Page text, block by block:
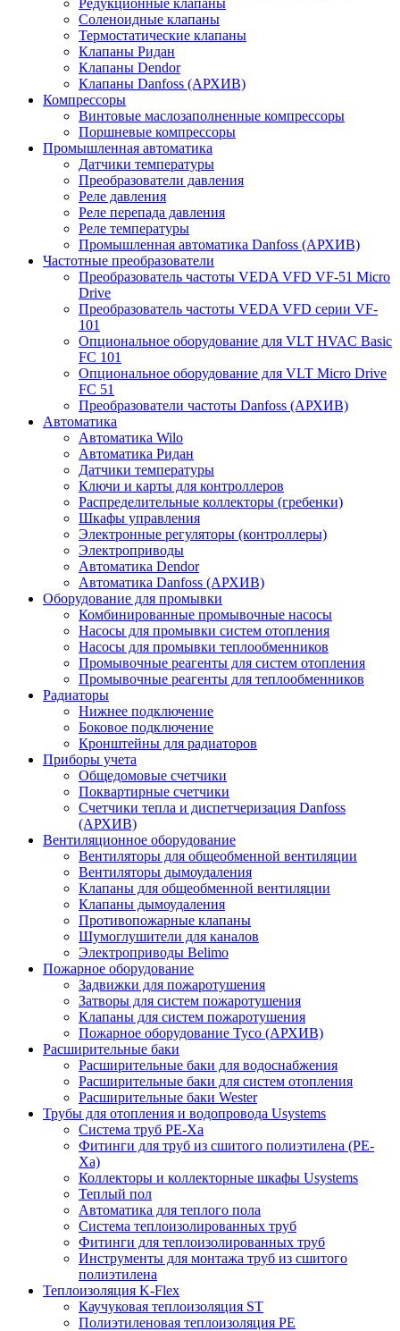
Редукционные клапаны
Соленоидные клапаны
Термостатические клапаны
Клапаны Ридан
Клапаны Dendor
Клапаны Danfoss (АРХИВ)
Компрессоры
Винтовые маслозаполненные компрессоры
Поршневые компрессоры
Промышленная автоматика
Датчики температуры
Преобразователи давления
Реле давления
Реле перепада давления
Реле температуры
Промышленная автоматика Danfoss (АРХИВ)
Частотные преобразователи
Преобразователь частоты VEDA VFD VF-51 Micro
Drive
Преобразователь частоты VEDA VFD серии VF-
101
Опциональное оборудование для VLT HVAC Basic
FC 101
Опциональное оборудование для VLT Micro Drive
FC 51
Преобразователи частоты Danfoss (АРХИВ)
Автоматика
Автоматика Wilo
Автоматика Ридан
Датчики температуры
Ключи и карты для контроллеров
Распределительные коллекторы (гребенки)
Шкафы управления
Электронные регуляторы (контроллеры)
Электроприводы
Автоматика Dendor
Автоматика Danfoss (АРХИВ)
Оборудование для промывки
Комбинированные промывочные насосы
Насосы для промывки систем отопления
Насосы для промывки теплообменников
Промывочные реагенты для систем отопления
Промывочные реагенты для теплообменников
Радиаторы
Нижнее подключение
Боковое подключение
Кронштейны для радиаторов
Приборы учета
Общедомовые счетчики
Поквартирные счетчики
Счетчики тепла и диспетчеризация Danfoss
(АРХИВ)
Вентиляционное оборудование
Вентиляторы для общеобменной вентиляции
Вентиляторы дымоудаления
Клапаны для общеобменной вентиляции
Клапаны дымоудаления
Противопожарные клапаны
Шумоглушители для каналов
Электроприводы Belimo
Пожарное оборудование
Задвижки для пожаротушения
Затворы для систем пожаротушения
Клапаны для систем пожаротушения
Пожарное оборудование Tyco (АРХИВ)
Расширительные баки
Расширительные баки для водоснабжения
Расширительные баки для систем отопления
Расширительные баки Wester
Трубы для отопления и водопровода Usystems
Система труб PE-Xa
Фитинги для труб из сшитого полиэтилена (PE-
Xa)
Коллекторы и коллекторные шкафы Usystems
Теплый пол
Автоматика для теплого пола
Система теплоизолированных труб
Фитинги для теплоизолированных труб
Инструменты для монтажа труб из сшитого
полиэтилена
Теплоизоляция K-Flex
Каучуковая теплоизоляция ST
Полиэтиленовая теплоизоляция PE